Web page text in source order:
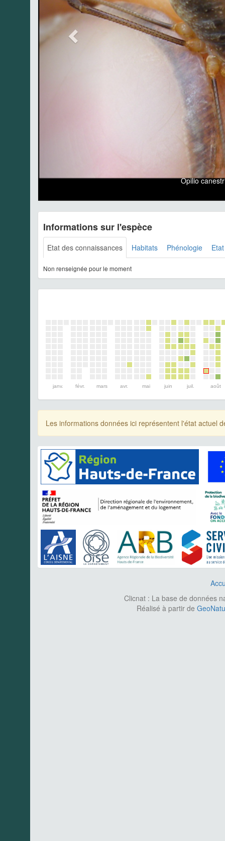
Opilio
Informations sur l'espèce
Etat des connaissances Habitats Phénologie
Non renseignée pour le moment
janv. févr. mars avr. mai juin juil. août
Les informations données ici représentent l'état actuel
Clicnat : La base de données
Réalisé à partir de